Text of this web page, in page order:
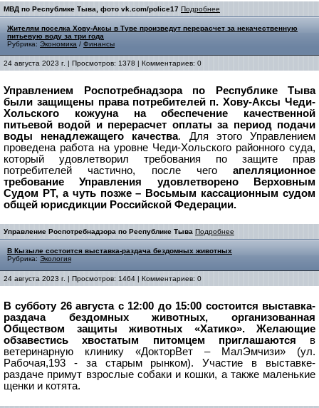
МВД по Республике Тыва, фото vk.com/police17 Подробнее
Жителям поселка Хову-Аксы в Туве произведут перерасчет за некачественную
питьевую воду за три года
Рубрика: Экономика / Финансы
24 августа 2023 г. | Просмотров: 1378 | Комментариев: 0
Управлением Роспотребнадзора по Республике Тыва
были защищены права потребителей п. Хову-Аксы Чеди-
Хольского кожууна на обеспечение качественной
питьевой водой и перерасчет оплаты за период подачи
воды ненадлежащего качества. Для этого Управлением
проведена работа на уровне Чеди-Хольского районного суда,
который удовлетворил требования по защите прав
потребителей частично, после чего апелляционное
требование Управления удовлетворено Верховным
Судом РТ, а чуть позже – Восьмым кассационным судом
общей юрисдикции Российской Федерации.
Управление Роспотребнадзора по Республике Тыва Подробнее
В Кызыле состоится выставка-раздача бездомных животных
Рубрика: Экология
24 августа 2023 г. | Просмотров: 1464 | Комментариев: 0
В субботу 26 августа с 12:00 до 15:00 состоится выставка-
раздача бездомных животных, организованная
Обществом защиты животных «Хатико». Желающие
обзавестись хвостатым питомцем приглашаются
в
ветеринарную клинику «ДокторВет – МалЭмчизи» (ул.
Рабочая,193 - за старым рынком). Участие в выставке-
раздаче примут взрослые собаки и кошки, а также маленькие
щенки и котята.